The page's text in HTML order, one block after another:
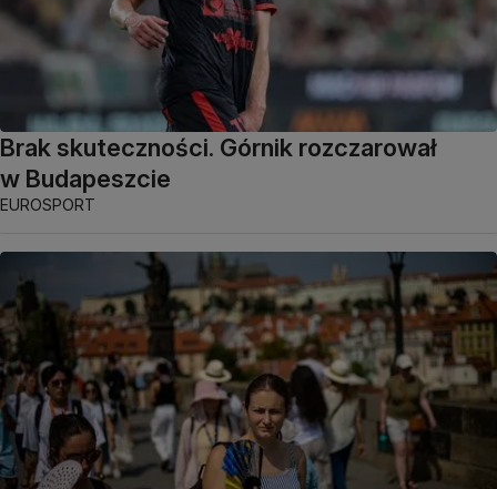
Brak skuteczności. Górnik rozczarował
w Budapeszcie
EUROSPORT